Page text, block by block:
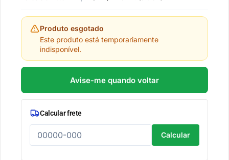
Produto esgotado
Este produto está temporariamente
indisponível.
Avise-me quando voltar
Calcular frete
Calcular